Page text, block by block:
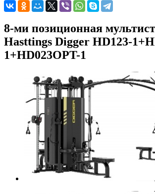
8-ми позиционная
Hasttings Digger HD123-
1+HD023OPT-1